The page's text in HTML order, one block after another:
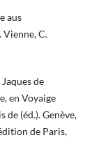
aus
Vienne, C.
de
en Voyaige
de (éd.). Genève,
de Paris,